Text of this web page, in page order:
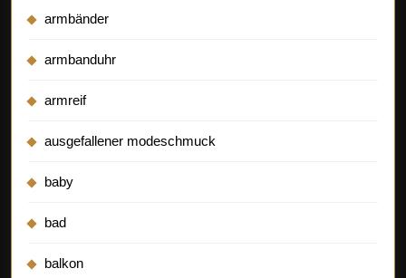
armbänder
armbanduhr
armreif
ausgefallener modeschmuck
baby
bad
balkon